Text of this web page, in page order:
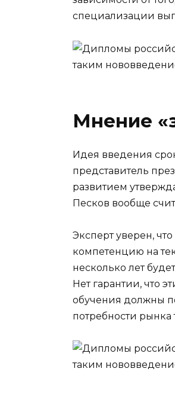
специализации
Мнение
Идея введения
представитель
развитием
Песков вообще
Эксперт уверен,
компетенцию на
несколько лет
Нет гарантии, что
обучения должны
потребности рынка